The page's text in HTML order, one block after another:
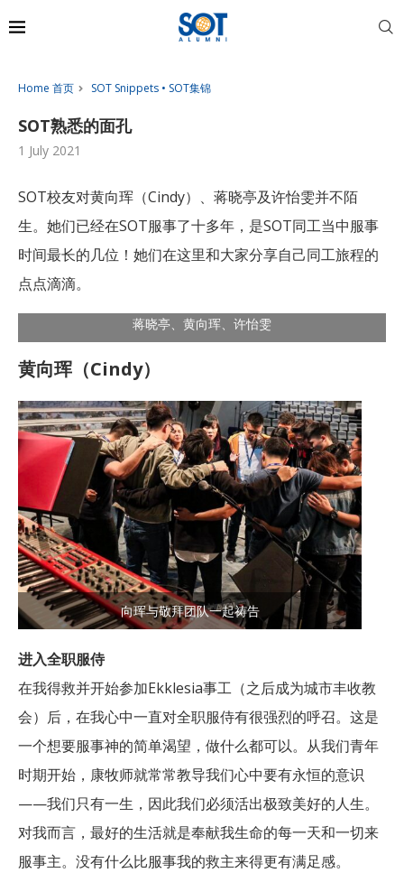
Home 首页 SOT Snippets • SOT集锦
SOT熟悉的面孔
1 July 2021
SOT校友对黄向珲（Cindy）、蒋晓亭及许怡雯并不陌
生。她们已经在SOT服事了十多年，是SOT同工当中服事
时间最长的几位！她们在这里和大家分享自己同工旅程的
点点滴滴。
蒋晓亭、黄向珲、许怡雯
黄向珲（Cindy）
向珲与敬拜团队一起祷告
进入全职服侍
在我得救并开始参加Ekklesia事工（之后成为城市丰收教
会）后，在我心中一直对全职服侍有很强烈的呼召。这是
一个想要服事神的简单渴望，做什么都可以。从我们青年
时期开始，康牧师就常常教导我们心中要有永恒的意识
——我们只有一生，因此我们必须活出极致美好的人生。
对我而言，最好的生活就是奉献我生命的每一天和一切来
服事主。没有什么比服事我的救主来得更有满足感。